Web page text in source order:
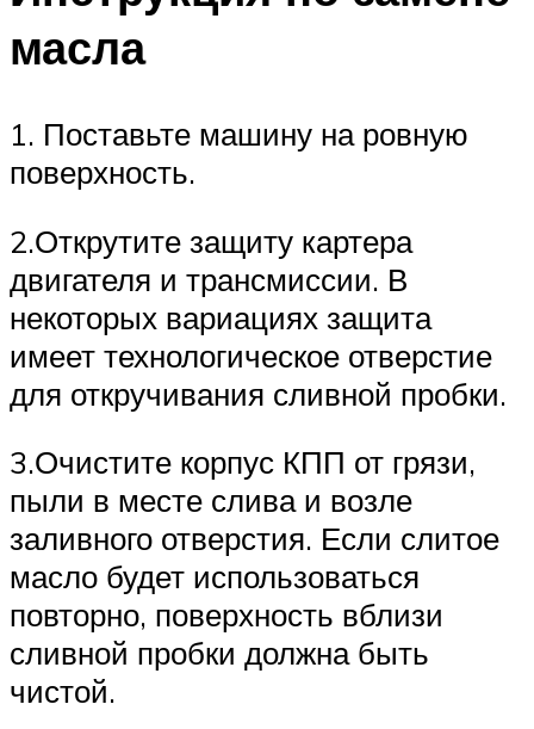
масла
1. Поставьте машину на ровную
поверхность.
2.Открутите защиту картера
двигателя и трансмиссии. В
некоторых вариациях защита
имеет технологическое отверстие
для откручивания сливной пробки.
3.Очистите корпус КПП от грязи,
пыли в месте слива и возле
заливного отверстия. Если слитое
масло будет использоваться
повторно, поверхность вблизи
сливной пробки должна быть
чистой.